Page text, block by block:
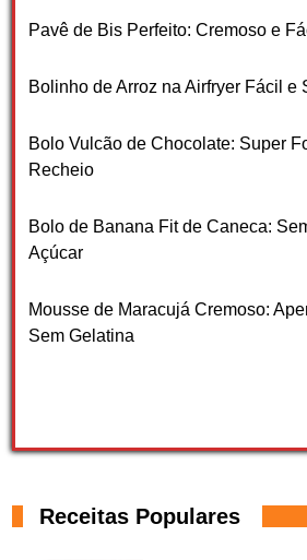
Pavê de Bis Perfeito: Cremoso e
Bolinho de Arroz na Airfryer Fácil e
Bolo Vulcão de Chocolate: Super
Recheio
Bolo de Banana Fit de Caneca:
Açúcar
Mousse de Maracujá Cremoso:
Sem Gelatina
Receitas Populares